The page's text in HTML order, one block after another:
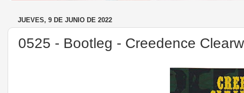
JUEVES, 9 DE JUNIO DE 2022
0525 - Bootleg - Creedence